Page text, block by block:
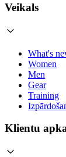
Veikals
What's
Women
Men
Gear
Training
Klientu